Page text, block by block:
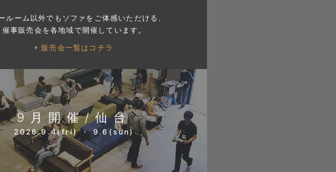
ルーム以外でもソファをご体感いただける、
催事販売会を各地域で開催しています。
販売会一覧はコチラ
9月開催/仙台
2026.9.4(fri) ・ 9.6(sun)